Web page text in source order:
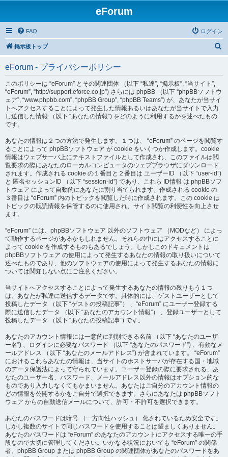
eForum
FAQ ログイン
掲示板トップ
eForum - プライバシーポリシー
このポリシーは “eForum” とその関連団体 （以下 “私達”, “掲示板”, “当サイト”,
“eForum”, “http://support.eforce.co.jp”) さらには phpBB （以下 “phpBBソフトウ
ェア”, “www.phpbb.com”, “phpBB Group”, “phpBB Teams”) が、あなたが当サイ
トへアクセスすることによって発生した情報あるいはあなたが当サイトで入力
し送信した情報 （以下 “あなたの情報”) をどのように利用するかを述べたもの
です。
あなたの情報は２つの方法で発生します。１つは、 “eForum” のページを閲覧す
ることによって phpBBソフトウェア が cookie をいくつか作成します。cookie
情報はウェブサーバ上にテキストファイルとして作成され、このファイルは閲
覧要求の際にあなたのローカルコンピュータのウェブブラウザにダウンロード
されます。作成される cookie の１番目と２番目は ユーザーID （以下 “user-id”)
と 匿名セッションID （以下 “session-id”) であり、これら ID情報 は phpBBソフ
トウェア によって自動的にあなたに割り当てられます。作成される cookie の
３番目は “eForum” 内のトピックを閲覧した時に作成されます。この cookie は
トピックの既読情報を保管するのに使用され、サイト閲覧の利便性を向上させ
ます。
“eForum” には、phpBBソフトウェア 以外のソフトウェア （MODなど） によっ
て動作するページがあるかもしれません。それらの中にはアクセスすることに
よって cookie を作成するものもあるでしょう。しかしこのドキュメントは
phpBBソフトウェア の使用によって発生するあなたの情報の取り扱いについて
述べたものであり、他のソフトウェアの使用によって発生するあなたの情報に
ついては関知しない点にご注意ください。
当サイトへアクセスすることによって発生するあなたの情報の残りもう１つ
は、あなたが私達に送信するデータです。具体的には、ゲストユーザーとして
投稿したデータ （以下 “ゲストの投稿記事”） 、“eForum” にユーザー登録する
際に送信したデータ （以下 “あなたのアカウント情報”） 、登録ユーザーとして
投稿したデータ （以下 “あなたの投稿記事”) です。
あなたのアカウント情報には一意的に判別できる名前 （以下 “あなたのユーザ
ー名”) 、ログインに必要なパスワード （以下 “あなたのパスワード”) 、有効なメ
ールアドレス （以下 “あなたのメールアドレス”) が含まれています。 “eForum”
におけるこれらあなたの情報は、当サイトのホストサーバが存在する国・地域
のデータ保護法によって守られています。ユーザー登録の際に要求される、あ
なたのユーザー名、パスワード、メールアドレス以外の情報はオプション的な
ものであり入力しなくてもかまいません。あなたはご自分のアカウント情報の
どの情報を公開するかをご自分で選択できます。さらにあなたは phpBBソフト
ウェア からの自動送信メールについて、許可・不許可を選択できます。
あなたのパスワードは暗号 （一方向性ハッシュ） 化されているため安全です。
しかし複数のサイトで同じパスワードを使用することは望ましくありません。
あなたのパスワードは “eForum” のあなたのアカウントにアクセスする唯一の手
段なので大切に管理してください。いかなる状況においても “eForum” の関係
者、phpBB Group または phpBB Group の関連団体があなたのパスワードをあ